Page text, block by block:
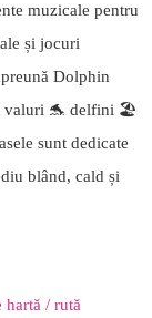
muzicale pentru
și jocuri
Dolphin
valuri 🐬 delfini 🏖️
sunt dedicate
blând, cald și
hartă / rută